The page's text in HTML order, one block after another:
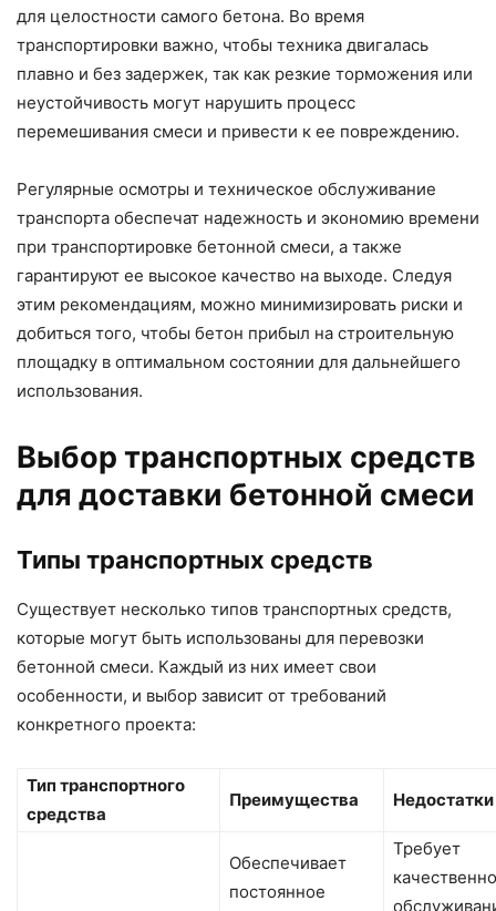
для целостности самого бетона. Во время
транспортировки важно, чтобы техника двигалась
плавно и без задержек, так как резкие торможения или
неустойчивость могут нарушить процесс
перемешивания смеси и привести к ее повреждению.
Регулярные осмотры и техническое обслуживание
транспорта обеспечат надежность и экономию времени
при транспортировке бетонной смеси, а также
гарантируют ее высокое качество на выходе. Следуя
этим рекомендациям, можно минимизировать риски и
добиться того, чтобы бетон прибыл на строительную
площадку в оптимальном состоянии для дальнейшего
использования.
Выбор транспортных средств
для доставки бетонной смеси
Типы транспортных средств
Существует несколько типов транспортных средств,
которые могут быть использованы для перевозки
бетонной смеси. Каждый из них имеет свои
особенности, и выбор зависит от требований
конкретного проекта:
Тип транспортного
средства
Преимущества Недостатки
Обеспечивает
постоянное
Требует